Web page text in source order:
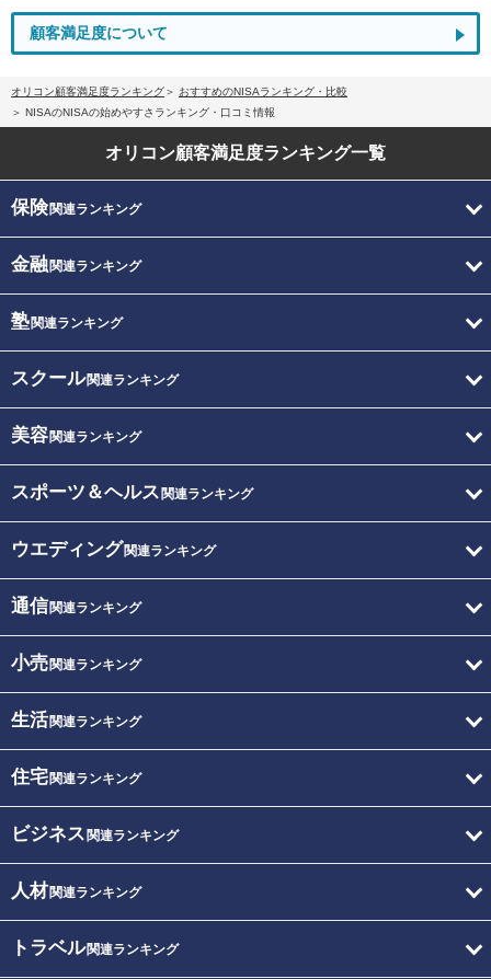
顧客満足度について
オリコン顧客満足度ランキング
おすすめのNISAランキング・比較
NISAのNISAの始めやすさランキング・口コミ情報
オリコン顧客満足度ランキング一覧
保険関連ランキング
金融関連ランキング
塾関連ランキング
スクール関連ランキング
美容関連ランキング
スポーツ＆ヘルス 関連ランキング
ウエディング関連ランキング
通信関連ランキング
小売関連ランキング
生活関連ランキング
住宅関連ランキング
ビジネス 関連ランキング
人材関連ランキング
トラベル関連ランキング